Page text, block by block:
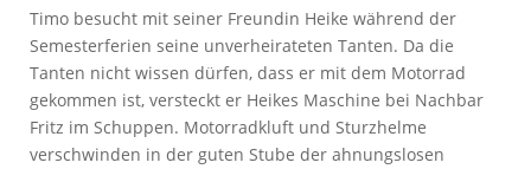
Timo besucht mit seiner Freundin Heike während der
Semesterferien seine unverheirateten Tanten. Da die
Tanten nicht wissen dürfen, dass er mit dem Motorrad
gekommen ist, versteckt er Heikes Maschine bei Nachbar
Fritz im Schuppen. Motorradkluft und Sturzhelme
verschwinden in der guten Stube der ahnungslosen